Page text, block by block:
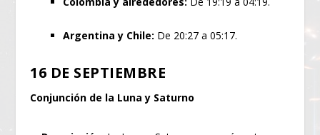
Argentina y Chile: De 20:27 a 05:17.
16 DE SEPTIEMBRE
Conjunción de la Luna y Saturno